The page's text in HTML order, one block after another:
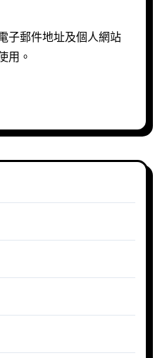
子郵件地址及個人網站
用。